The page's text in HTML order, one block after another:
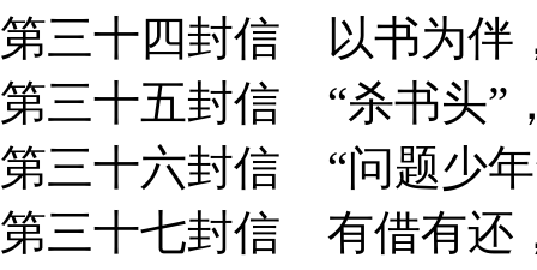
第三十四封信 以书为伴
第三十五封信 “杀书头”
第三十六封信 “问题少年
第三十七封信 有借有还